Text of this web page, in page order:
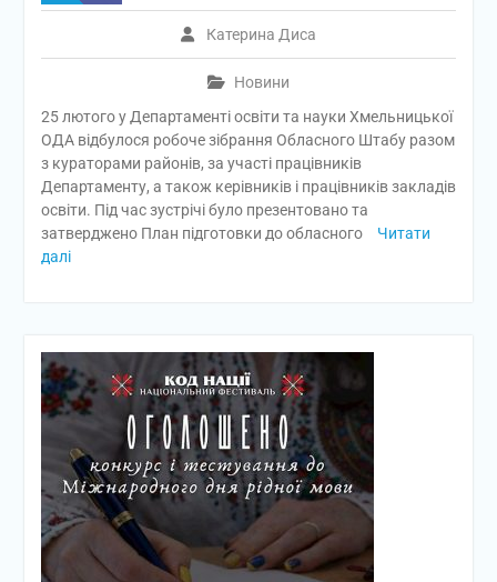
Катерина Диса
Новини
25 лютого у Департаменті освіти та науки Хмельницької
ОДА відбулося робоче зібрання Обласного Штабу разом
з кураторами районів, за участі працівників
Департаменту, а також керівників і працівників закладів
освіти. Під час зустрічі було презентовано та
затверджено План підготовки до обласного
Читати
далі